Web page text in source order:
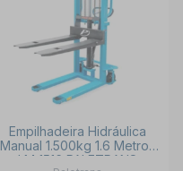
Empilhadeira Hidráulica
Manual 1.500kg 1.6 Metros
LM 1516 PALETRANS